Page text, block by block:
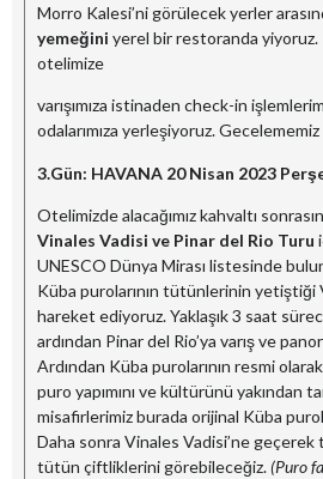
Morro Kalesi’ni görülecek yerler
yemeğini yerel bir restoranda yiyoruz.
otelimize
varışımıza istinaden check-in
odalarımıza yerleşiyoruz.
3.Gün: HAVANA 20 Nisan 2023
Otelimizde alacağımız kahvaltı
Vinales Vadisi ve Pinar del Rio Turu
UNESCO Dünya Mirası listesinde
Küba purolarının tütünlerinin yetiştiği
hareket ediyoruz. Yaklaşık 3 saat
ardından Pinar del Rio’ya varış ve
Ardından Küba purolarının resmi
puro yapımını ve kültürünü yakından
misafirlerimiz burada orijinal Küba
Daha sonra Vinales Vadisi’ne geçerek
tütün çiftliklerini görebileceğiz.(Puro